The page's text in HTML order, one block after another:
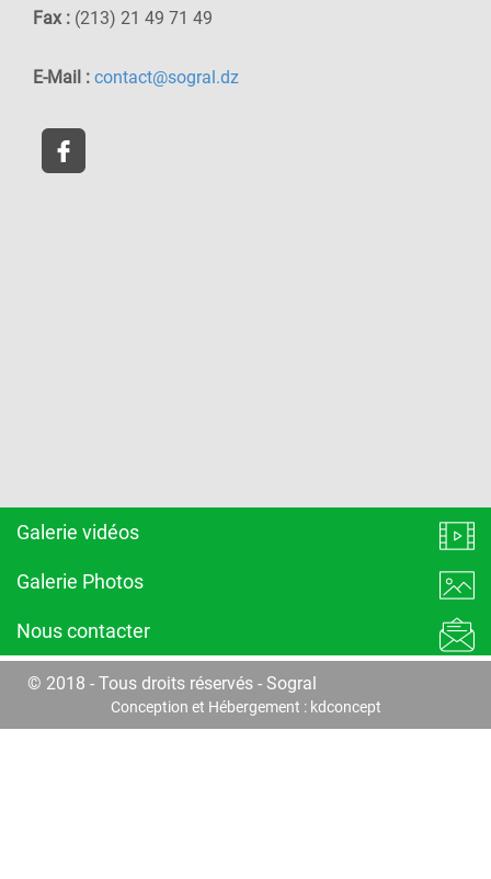
Fax : (213) 21 49 71 49
E-Mail : contact@sogral.dz
Galerie vidéos
Galerie Photos
Nous contacter
© 2018 - Tous droits réservés - Sogral
Conception et Hébergement : kdconcept